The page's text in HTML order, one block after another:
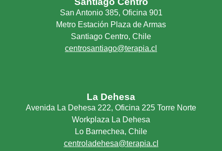
San Antonio 385, Oficina 901
Metro Estación Plaza de Armas
Santiago Centro, Chile
centrosantiago@terapia.cl
La Dehesa
Avenida La Dehesa 222, Oficina 225 Torre Norte
Workplaza La Dehesa
Lo Barnechea, Chile
centroladehesa@terapia.cl